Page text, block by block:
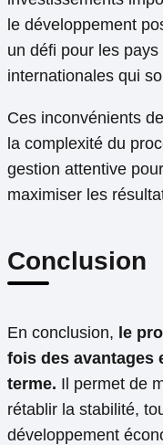
le développement
un défi pour les
internationales qui
Ces inconvénients
la complexité du
gestion attentive
maximiser les
Conclusion
En conclusion, le
fois des avantages
terme. Il permet de
rétablir la stabilité,
développement